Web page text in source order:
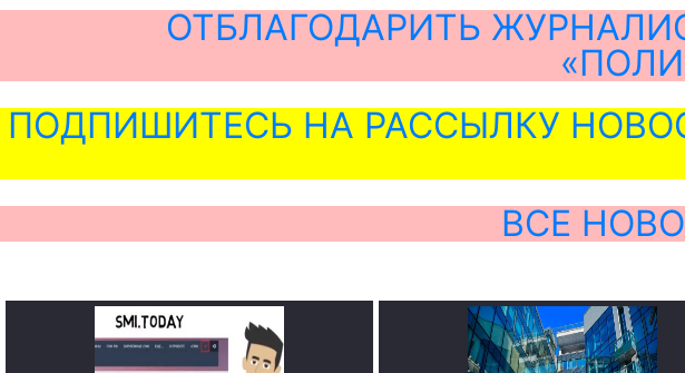
ОТБЛАГОДАРИТЬ
ПОДПИШИТЕСЬ НА РАССЫЛКУ
ВСЕ